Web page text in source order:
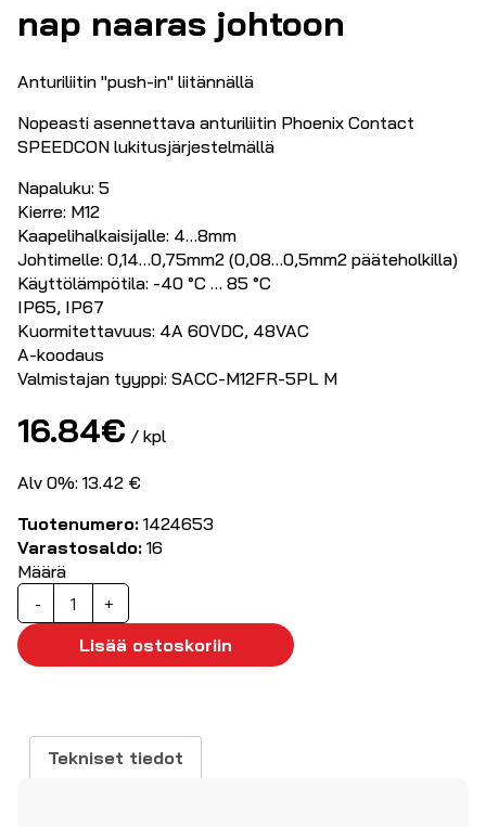
nap naaras johtoon
Anturiliitin "push-in" liitännällä
Nopeasti asennettava anturiliitin Phoenix Contact
SPEEDCON lukitusjärjestelmällä
Napaluku: 5
Kierre: M12
Kaapelihalkaisijalle: 4…8mm
Johtimelle: 0,14…0,75mm2 (0,08…0,5mm2 pääteholkilla)
Käyttölämpötila: -40 °C … 85 °C
IP65, IP67
Kuormitettavuus: 4A 60VDC, 48VAC
A-koodaus
Valmistajan tyyppi: SACC-M12FR-5PL M
16.84€ / kpl
Alv 0%: 13.42 €
Tuotenumero: 1424653
Varastosaldo: 16
Määrä
-
Anturiliitin
kulma
M12
5-
johtoon
määrä
+
Lisää ostoskoriin
Tekniset tiedot